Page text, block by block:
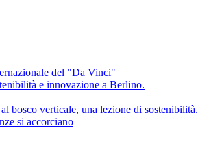
del "Da Vinci"
e innovazione a Berlino.
bosco verticale, una lezione di sostenibilità.
si accorciano